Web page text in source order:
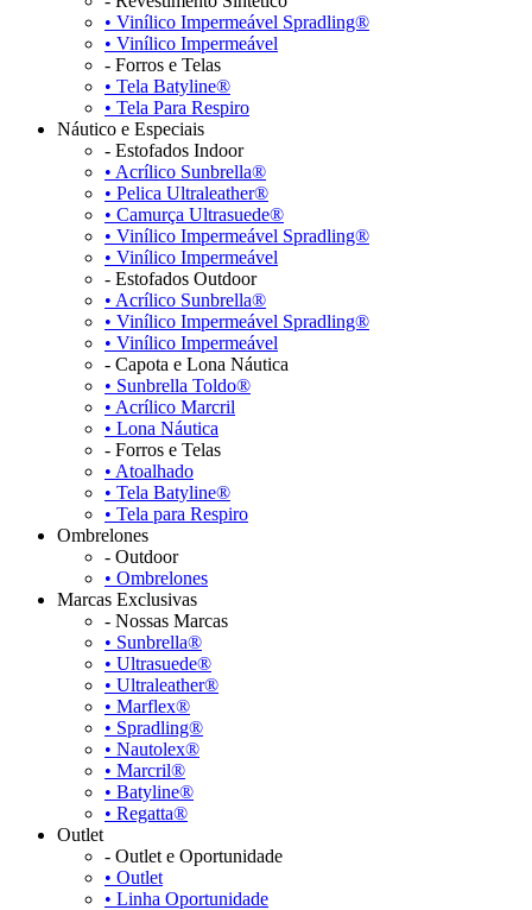
• Vinílico Impermeável Spradling®
• Vinílico Impermeável
- Forros e Telas
• Tela Batyline®
• Tela Para Respiro
Náutico e Especiais
- Estofados Indoor
• Acrílico Sunbrella®
• Pelica Ultraleather®
• Camurça Ultrasuede®
• Vinílico Impermeável Spradling®
• Vinílico Impermeável
- Estofados Outdoor
• Acrílico Sunbrella®
• Vinílico Impermeável Spradling®
• Vinílico Impermeável
- Capota e Lona Náutica
• Sunbrella Toldo®
• Acrílico Marcril
• Lona Náutica
- Forros e Telas
• Atoalhado
• Tela Batyline®
• Tela para Respiro
Ombrelones
- Outdoor
• Ombrelones
Marcas Exclusivas
- Nossas Marcas
• Sunbrella®
• Ultrasuede®
• Ultraleather®
• Marflex®
• Spradling®
• Nautolex®
• Marcril®
• Batyline®
• Regatta®
Outlet
- Outlet e Oportunidade
• Outlet
• Linha Oportunidade